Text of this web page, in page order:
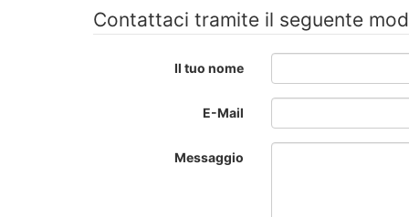
Contattaci tramite il seguente
Il tuo nome
E-Mail
Messaggio